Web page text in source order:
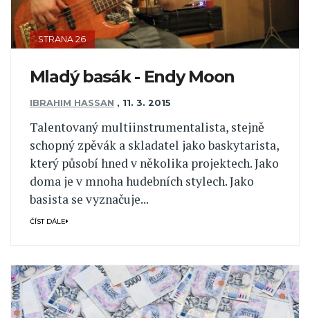
STRANA 26
Mladý basák - Endy Moon
IBRAHIM HASSAN , 11. 3. 2015
Talentovaný multiinstrumentalista, stejně
schopný zpěvák a skladatel jako baskytarista,
který působí hned v několika projektech. Jako
doma je v mnoha hudebních stylech. Jako
basista se vyznačuje...
ČÍST DÁLE